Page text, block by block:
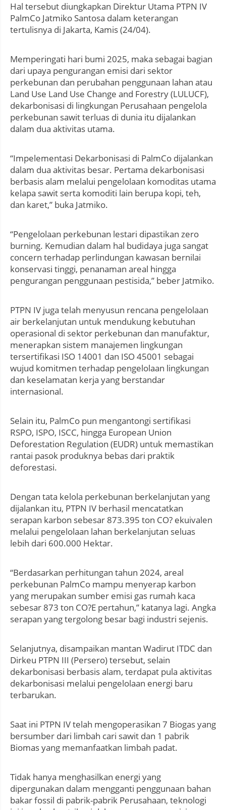
Hal tersebut diungkapkan Direktur Utama PTPN IV
PalmCo Jatmiko Santosa dalam keterangan
tertulisnya di Jakarta, Kamis (24/04).
Memperingati hari bumi 2025, maka sebagai bagian
dari upaya pengurangan emisi dari sektor
perkebunan dan perubahan penggunaan lahan atau
Land Use Land Use Change and Forestry (LULUCF),
dekarbonisasi di lingkungan Perusahaan pengelola
perkebunan sawit terluas di dunia itu dijalankan
dalam dua aktivitas utama.
“Impelementasi Dekarbonisasi di PalmCo dijalankan
dalam dua aktivitas besar. Pertama dekarbonisasi
berbasis alam melalui pengelolaan komoditas utama
kelapa sawit serta komoditi lain berupa kopi, teh,
dan karet,” buka Jatmiko.
“Pengelolaan perkebunan lestari dipastikan zero
burning. Kemudian dalam hal budidaya juga sangat
concern terhadap perlindungan kawasan bernilai
konservasi tinggi, penanaman areal hingga
pengurangan penggunaan pestisida,” beber Jatmiko.
PTPN IV juga telah menyusun rencana pengelolaan
air berkelanjutan untuk mendukung kebutuhan
operasional di sektor perkebunan dan manufaktur,
menerapkan sistem manajemen lingkungan
tersertifikasi ISO 14001 dan ISO 45001 sebagai
wujud komitmen terhadap pengelolaan lingkungan
dan keselamatan kerja yang berstandar
internasional.
Selain itu, PalmCo pun mengantongi sertifikasi
RSPO, ISPO, ISCC, hingga European Union
Deforestation Regulation (EUDR) untuk memastikan
rantai pasok produknya bebas dari praktik
deforestasi.
Dengan tata kelola perkebunan berkelanjutan yang
dijalankan itu, PTPN IV berhasil mencatatkan
serapan karbon sebesar 873.395 ton CO? ekuivalen
melalui pengelolaan lahan berkelanjutan seluas
lebih dari 600.000 Hektar.
“Berdasarkan perhitungan tahun 2024, areal
perkebunan PalmCo mampu menyerap karbon
yang merupakan sumber emisi gas rumah kaca
sebesar 873 ton CO?E pertahun,” katanya lagi. Angka
serapan yang tergolong besar bagi industri sejenis.
Selanjutnya, disampaikan mantan Wadirut ITDC dan
Dirkeu PTPN III (Persero) tersebut, selain
dekarbonisasi berbasis alam, terdapat pula aktivitas
dekarbonisasi melalui pengelolaan energi baru
terbarukan.
Saat ini PTPN IV telah mengoperasikan 7 Biogas yang
bersumber dari limbah cari sawit dan 1 pabrik
Biomas yang memanfaatkan limbah padat.
Tidak hanya menghasilkan energi yang
dipergunakan dalam mengganti penggunaan bahan
bakar fossil di pabrik-pabrik Perusahaan, teknologi